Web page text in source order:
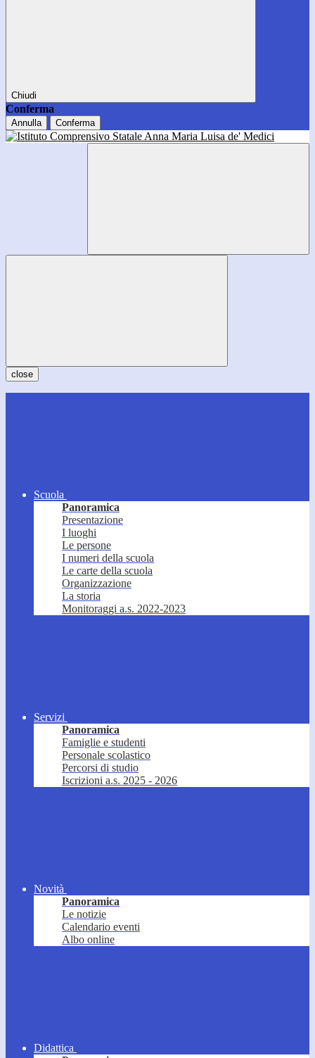
Chiudi
Conferma
Annulla Conferma
close
Scuola
Panoramica
Presentazione
I luoghi
Le persone
I numeri della scuola
Le carte della scuola
Organizzazione
La storia
Monitoraggi a.s. 2022-2023
Servizi
Panoramica
Famiglie e studenti
Personale scolastico
Percorsi di studio
Iscrizioni a.s. 2025 - 2026
Novità
Panoramica
Le notizie
Calendario eventi
Albo online
Didattica